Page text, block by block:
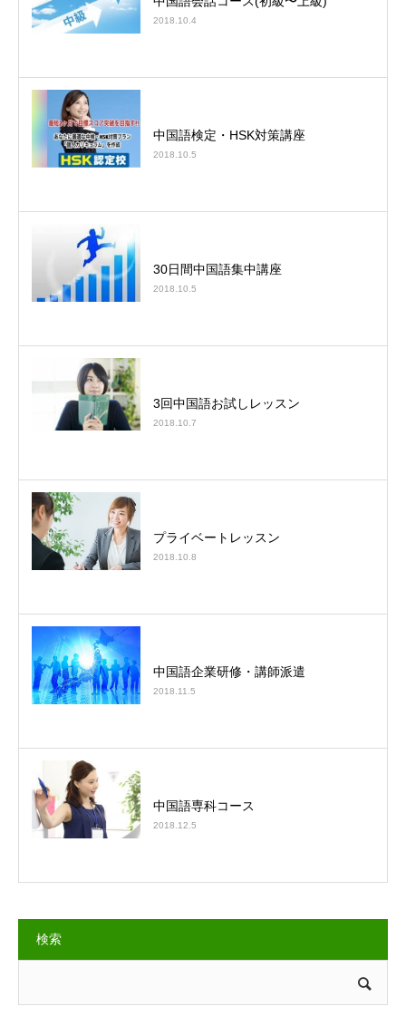
2018.10.4
中国語検定・HSK対策講座
2018.10.5
30日間中国語集中講座
2018.10.5
3回中国語お試しレッスン
2018.10.7
プライベートレッスン
2018.10.8
中国語企業研修・講師派遣
2018.11.5
中国語専科コース
2018.12.5
検索